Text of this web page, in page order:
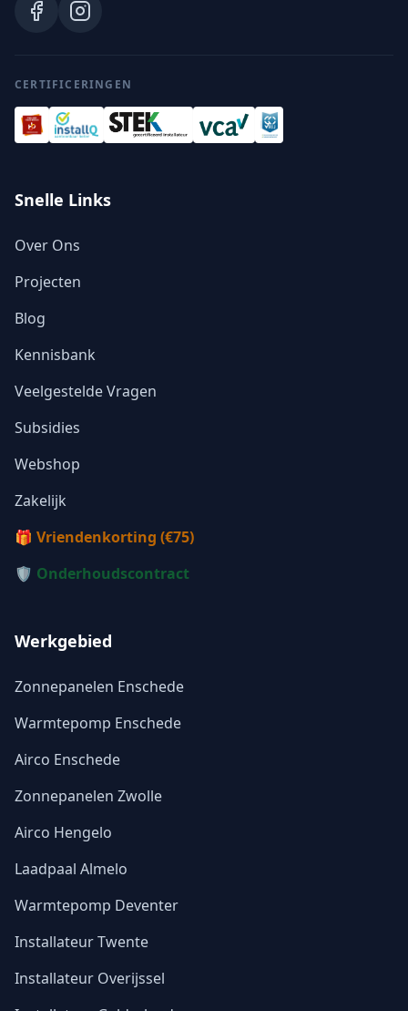
CERTIFICERINGEN
Snelle Links
Over Ons
Projecten
Blog
Kennisbank
Veelgestelde Vragen
Subsidies
Webshop
Zakelijk
🎁 Vriendenkorting (€75)
🛡️ Onderhoudscontract
Werkgebied
Zonnepanelen Enschede
Warmtepomp Enschede
Airco Enschede
Zonnepanelen Zwolle
Airco Hengelo
Laadpaal Almelo
Warmtepomp Deventer
Installateur Twente
Installateur Overijssel